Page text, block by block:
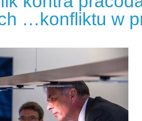
…konfliktu w